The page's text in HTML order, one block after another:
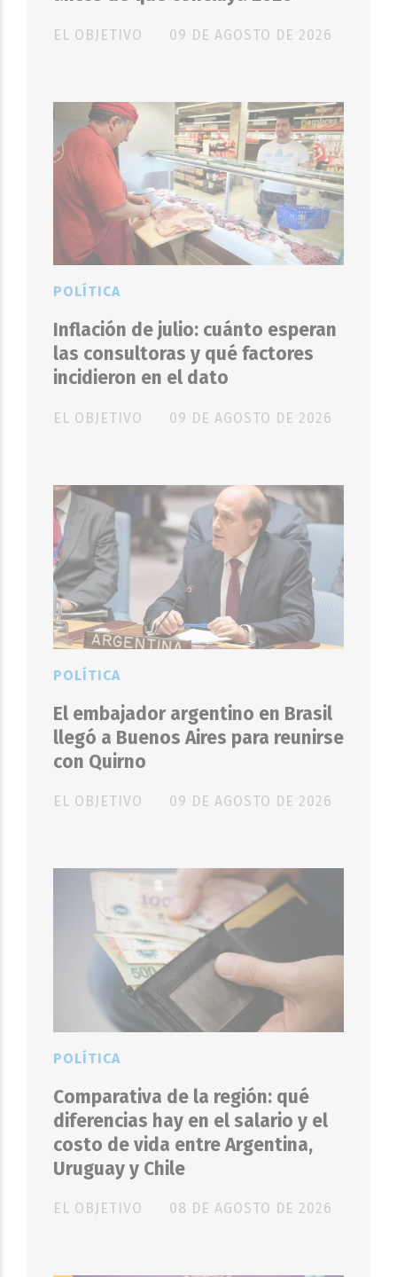
EL OBJETIVO 09 DE AGOSTO DE 2026
Inflación de julio: cuánto esperan
las consultoras y qué factores
incidieron en el dato
EL OBJETIVO
POLÍTICA
09 DE AGOSTO DE 2026
El embajador argentino en Brasil
llegó a Buenos Aires para reunirse
con Quirno
EL OBJETIVO
POLÍTICA
09 DE AGOSTO DE 2026
Comparativa de la región: qué
diferencias hay en el salario y el
costo de vida entre Argentina,
Uruguay y Chile
EL OBJETIVO
POLÍTICA
08 DE AGOSTO DE 2026